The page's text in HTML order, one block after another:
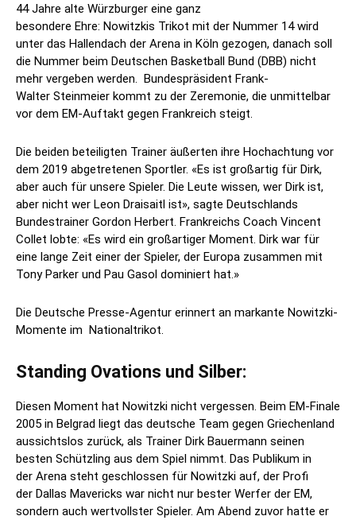
44 Jahre alte Würzburger eine ganz
besondere Ehre: Nowitzkis Trikot mit der Nummer 14 wird
unter das Hallendach der Arena in Köln gezogen, danach soll
die Nummer beim Deutschen Basketball Bund (DBB) nicht
mehr vergeben werden. Bundespräsident Frank-
Walter Steinmeier kommt zu der Zeremonie, die unmittelbar
vor dem EM-Auftakt gegen Frankreich steigt.
Die beiden beteiligten Trainer äußerten ihre Hochachtung vor
dem 2019 abgetretenen Sportler. «Es ist großartig für Dirk,
aber auch für unsere Spieler. Die Leute wissen, wer Dirk ist,
aber nicht wer Leon Draisaitl ist», sagte Deutschlands
Bundestrainer Gordon Herbert. Frankreichs Coach Vincent
Collet lobte: «Es wird ein großartiger Moment. Dirk war für
eine lange Zeit einer der Spieler, der Europa zusammen mit
Tony Parker und Pau Gasol dominiert hat.»
Die Deutsche Presse-Agentur erinnert an markante Nowitzki-
Momente im Nationaltrikot.
Standing Ovations und Silber:
Diesen Moment hat Nowitzki nicht vergessen. Beim EM-Finale
2005 in Belgrad liegt das deutsche Team gegen Griechenland
aussichtslos zurück, als Trainer Dirk Bauermann seinen
besten Schützling aus dem Spiel nimmt. Das Publikum in
der Arena steht geschlossen für Nowitzki auf, der Profi
der Dallas Mavericks war nicht nur bester Werfer der EM,
sondern auch wertvollster Spieler. Am Abend zuvor hatte er